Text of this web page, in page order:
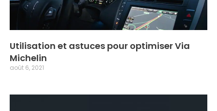
Utilisation et astuces pour optimiser Via
Michelin
août 6, 2021